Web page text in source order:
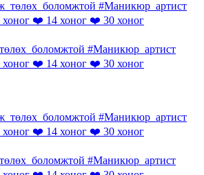
#Маникюр_артист
хоног ❤️ 14 хоног ❤️ 30 хоног
#Маникюр_артист